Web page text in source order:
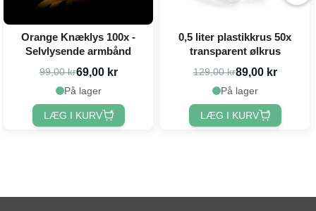
Orange Knæklys 100x -
Selvlysende armbånd
99,00 kr69,00 kr
På lager
LÆG I KURV
0,5 liter plastikkrus 50x
transparent ølkrus
129,00 kr89,00 kr
På lager
LÆG I KURV